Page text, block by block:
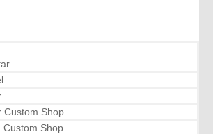
Custom Shop
Custom Shop